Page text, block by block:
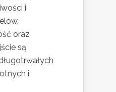
i
oraz
są
i